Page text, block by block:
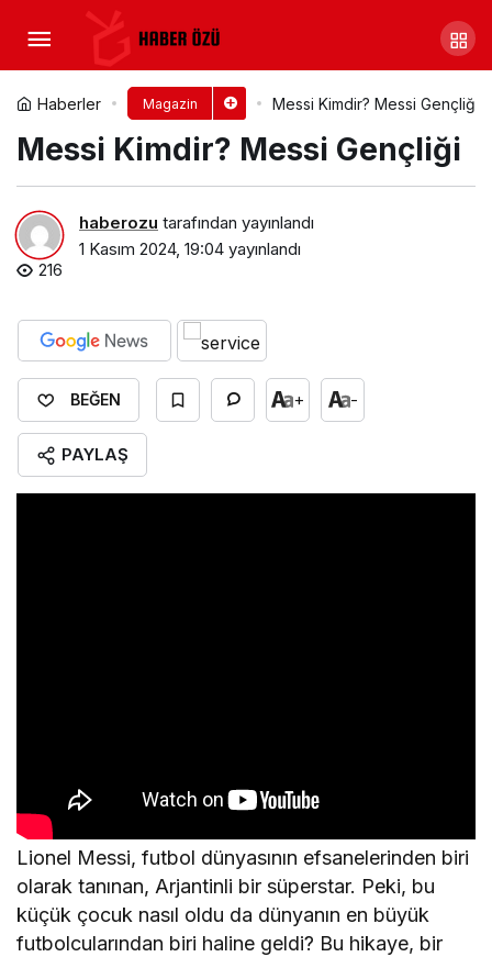
Haberler Magazin Messi Kimdir? Messi Gençliği
Messi Kimdir? Messi Gençliği
haberozu tarafından yayınlandı
1 Kasım 2024, 19:04 yayınlandı
216
BEĞEN + -
PAYLAŞ
Lionel Messi, futbol dünyasının efsanelerinden biri
olarak tanınan, Arjantinli bir süperstar. Peki, bu
küçük çocuk nasıl oldu da dünyanın en büyük
futbolcularından biri haline geldi? Bu hikaye, bir
Rihanna Boyu, Kilosu, Göz
Rengi ve Vücut Ölçüleri
Yorum Yap